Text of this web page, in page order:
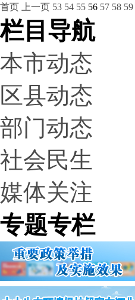
首页 上一页 53 54 55 56 57 58 59
栏目导航
本市动态
区县动态
部门动态
社会民生
媒体关注
专题专栏